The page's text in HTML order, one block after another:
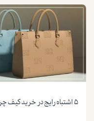
۵ اشتباه رایج در خرید کیف چرم زنانه